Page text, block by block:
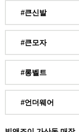
#큰신발
#큰모자
#롱벨트
#언더웨어